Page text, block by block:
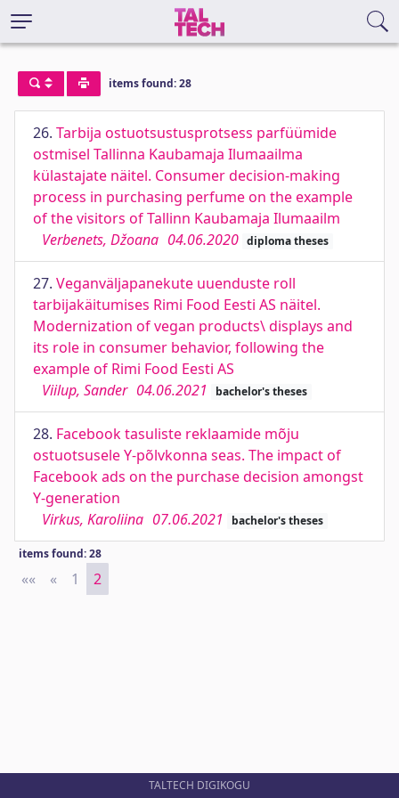
items found: 28
26. Tarbija ostuotsustusprotsess parfüümide
ostmisel Tallinna Kaubamaja Ilumaailma
külastajate näitel. Consumer decision-making
process in purchasing perfume on the example
of the visitors of Tallinn Kaubamaja Ilumaailm
Verbenets, Džoana 04.06.2020 diploma theses
27. Veganväljapanekute uuenduste roll
tarbijakäitumises Rimi Food Eesti AS näitel.
Modernization of vegan products\ displays and
its role in consumer behavior, following the
example of Rimi Food Eesti AS
Viilup, Sander 04.06.2021 bachelor's theses
28. Facebook tasuliste reklaamide mõju
ostuotsusele Y-põlvkonna seas. The impact of
Facebook ads on the purchase decision amongst
Y-generation
Virkus, Karoliina 07.06.2021 bachelor's theses
items found: 28
«« First
« Previous
1 2
TALTECH DIGIKOGU